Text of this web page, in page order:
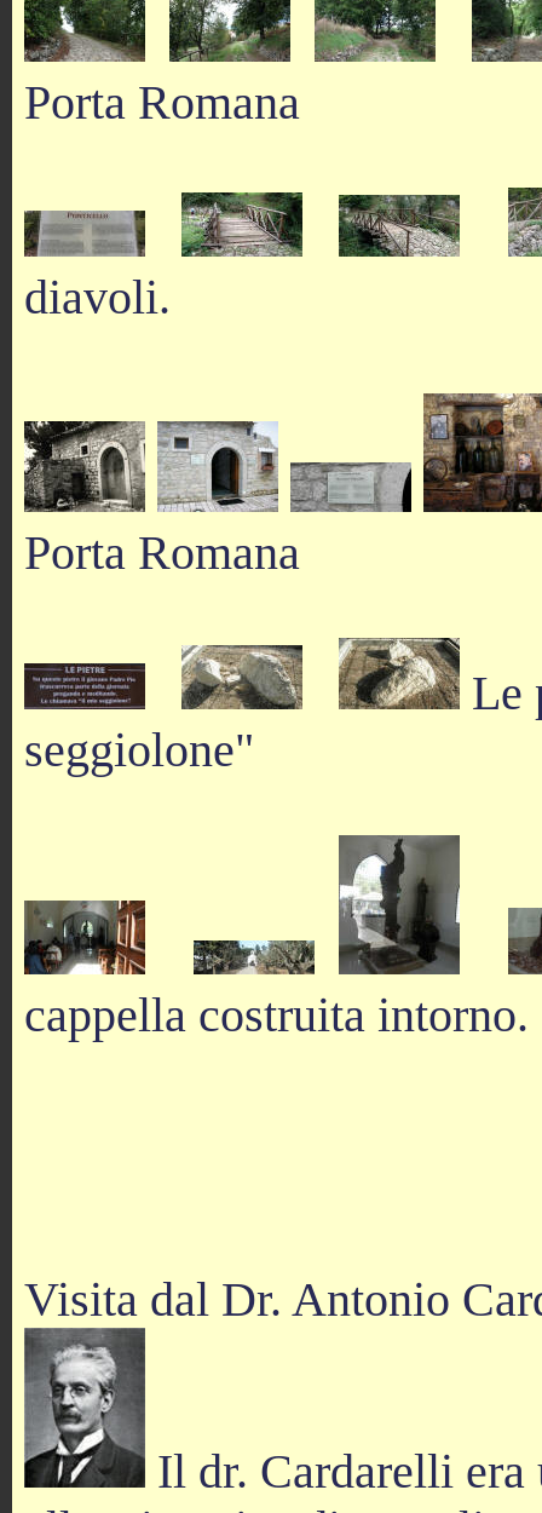
Porta Romana
diavoli.
Porta Romana
Le
seggiolone"
cappella costruita intorno.
Visita dal Dr. Antonio
Il dr. Cardarelli era